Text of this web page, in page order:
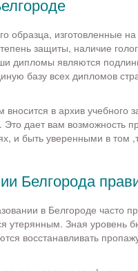
изготовленные
защиты, наличие
дипломы являются
базу всех дипломов
в архив учебного
дает вам возможность
и быть уверенными в том
Белгорода
в Белгороде часто
утерянным. Зная уровень
восстанавливать